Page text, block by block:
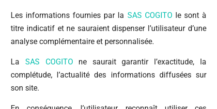
Les informations fournies par la SAS COGITO le sont à
titre indicatif et ne sauraient dispenser l’utilisateur d’une
analyse complémentaire et personnalisée.
LaSAS COGITO ne saurait garantir l’exactitude, la
complétude, l’actualité des informations diffusées sur
son site.